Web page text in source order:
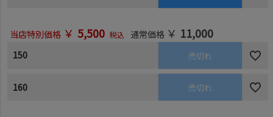
当店特別価格 ￥ 5,500 税込 通常価格 ￥ 11,000
150 売切れ
160 売切れ